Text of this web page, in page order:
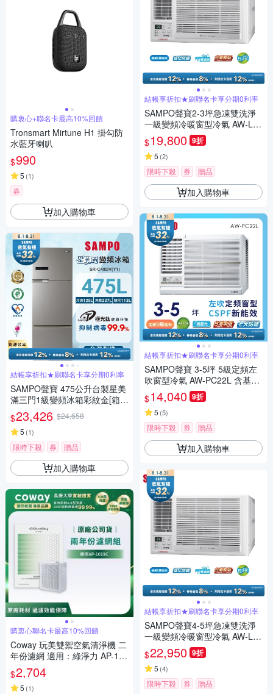
購衷心+聯名卡最高10%回饋
Tronsmart Mirtune H1 掛勾防
水藍牙喇叭
$990
5 (1)
券
加入購物車
結帳享折扣★刷聯名卡享分期0利率
SAMPO聲寶 475公升台製星美
滿三門1級變頻冰箱彩紋金[箱損
品]含基本安裝+舊機回收
$23,426 $24,658
5 (1)
限時下殺 券 贈品
加入購物車
購衷心聯名卡最高10%回饋
Coway 玩美雙禦空氣清淨機 二
年份濾網 適用：綠淨力 AP-101
9C
$2,704
5 (1)
結帳享折扣★刷聯名卡享分期0利率
SAMPO聲寶2-3坪急凍雙洗淨
一級變頻冷暖窗型冷氣 AW-LH
22DC/AW-RH22DC 含基本安
裝+舊機回收
$19,800 9折
5 (2)
限時下殺 券 贈品
加入購物車
結帳享折扣★刷聯名卡享分期0利率
SAMPO聲寶 3-5坪 5級定頻左
吹窗型冷氣 AW-PC22L 含基本
安裝+舊機回收
$14,040 9折
5 (5)
限時下殺 券 贈品
加入購物車
結帳享折扣★刷聯名卡享分期0利率
SAMPO聲寶4-5坪急凍雙洗淨
一級變頻冷暖窗型冷氣 AW-LH
28DC/AW-RH28DC 含基本安
裝+舊機回收
$22,950 9折
5 (4)
限時下殺 券 贈品